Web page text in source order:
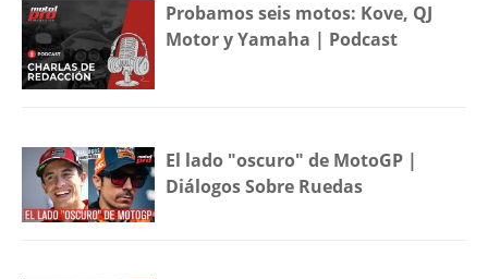
Probamos seis motos: Kove, QJ
Motor y Yamaha | Podcast
El lado "oscuro" de MotoGP |
Diálogos Sobre Ruedas